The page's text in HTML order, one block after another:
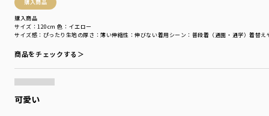
購入商品
購入商品
サイズ感 ：ぴったり 生地の厚さ ：薄い伸縮性 ：伸びない着用シーン ：普段着（通園・通学）着替え
サイズ：120cm 色：イエロー
商品をチェックする＞
可愛い
「吸汗性」に優れ「肌ざわりが良い」
生地を使用しています。
※80cm・90cmは肩開きのないデザインです。
-----